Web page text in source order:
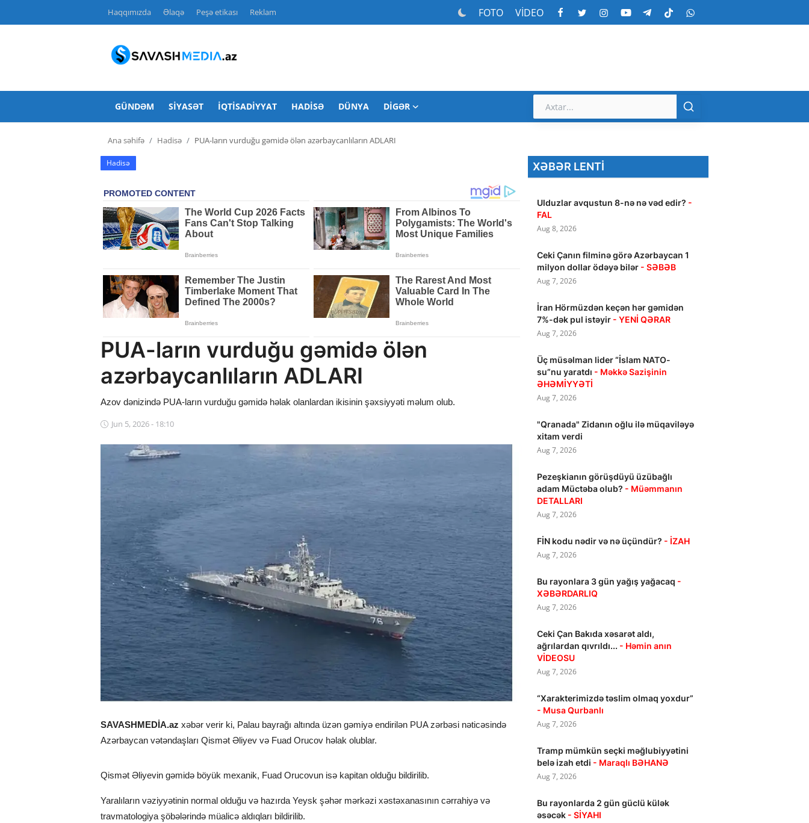
Haqqımızda Əlaqə Peşə etikası Reklam FOTO VİDEO
GÜNDƏM SIYASƏT İQTISADIYYAT HADISƏ DÜNYA DIGƏR
Ana səhifə Hadisə PUA-ların vurduğu gəmidə ölən azərbaycanlıların ADLARI
Hadisə
PUA-ların vurduğu gəmidə ölən
azərbaycanlıların ADLARI
Azov dənizində PUA-ların vurduğu gəmidə həlak olanlardan ikisinin şəxsiyyəti məlum olub.
Jun 5, 2026 - 18:10
SAVASHMEDİA.az xəbər verir ki, Palau bayrağı altında üzən gəmiyə endirilən PUA zərbəsi nəticəsində
Azərbaycan vətəndaşları Qismət Əliyev və Fuad Orucov həlak olublar.
Qismət Əliyevin gəmidə böyük mexanik, Fuad Orucovun isə kapitan olduğu bildirilib.
Yaralıların vəziyyətinin normal olduğu və hazırda Yeysk şəhər mərkəzi xəstəxanasının cərrahiyə və
travmatologiya şöbələrində müalicə aldıqları bildirilib.
XƏBƏR LENTI
Ulduzlar avqustun 8-nə nə vəd edir? -
FAL
Aug 8, 2026
Ceki Çanın filminə görə Azərbaycan 1
milyon dollar ödəyə bilər - SƏBƏB
Aug 7, 2026
İran Hörmüzdən keçən hər gəmidən
7%-dək pul istəyir - YENİ QƏRAR
Aug 7, 2026
Üç müsəlman lider “İslam NATO-
su”nu yaratdı - Məkkə Sazişinin
ƏHƏMİYYƏTİ
Aug 7, 2026
"Qranada" Zidanın oğlu ilə müqaviləyə
xitam verdi
Aug 7, 2026
Pezeşkianın görüşdüyü üzübağlı
adam Müctəba olub? - Müəmmanın
DETALLARI
Aug 7, 2026
FİN kodu nədir və nə üçündür? - İZAH
Aug 7, 2026
Bu rayonlara 3 gün yağış yağacaq -
XƏBƏRDARLIQ
Aug 7, 2026
Ceki Çan Bakıda xəsarət aldı,
ağrılardan qıvrıldı... - Həmin anın
VİDEOSU
Aug 7, 2026
“Xarakterimizdə təslim olmaq yoxdur”
- Musa Qurbanlı
Aug 7, 2026
Tramp mümkün seçki məğlubiyyətini
belə izah etdi - Maraqlı BƏHANƏ
Aug 7, 2026
Bu rayonlarda 2 gün güclü külək
əsəcək - SİYAHI